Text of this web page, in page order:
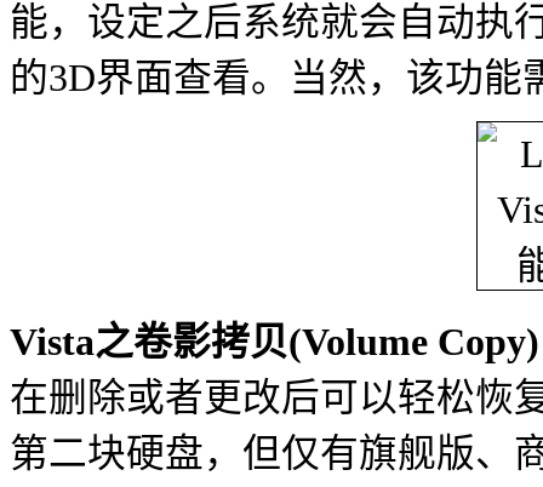
能，设定之后系统就会自动执
的3D界面查看。当然，该功能
Vista之卷影拷贝(Volume Copy)
在删除或者更改后可以轻松恢
第二块硬盘，但仅有旗舰版、